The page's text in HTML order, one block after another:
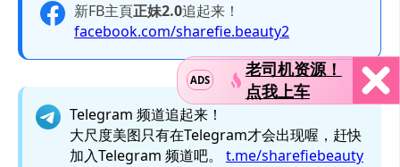
新FB主頁正妹2.0追起来！
facebook.com/sharefie.beauty2
Telegram 频道追起来！
大尺度美图只有在Telegram才会出现喔，赶快
加入Telegram 频道吧。 t.me/sharefiebeauty
ADS
老司机资源！
点我上车